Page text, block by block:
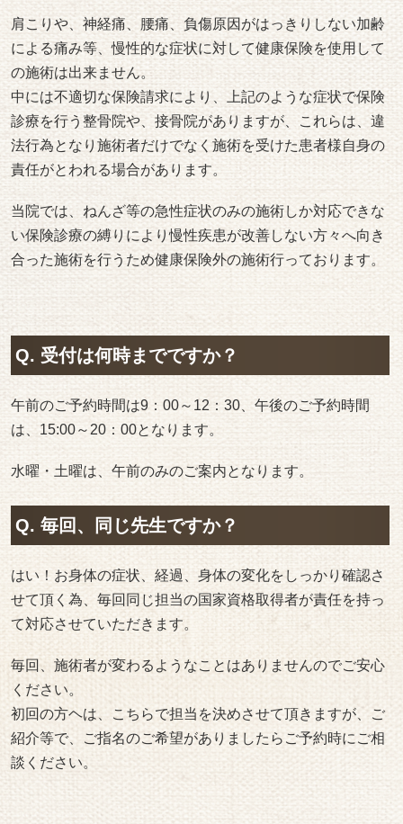
肩こりや、神経痛、腰痛、負傷原因がはっきりしない加齢
による痛み等、慢性的な症状に対して健康保険を使用して
の施術は出来ません。
中には不適切な保険請求により、上記のような症状で保険
診療を行う整骨院や、接骨院がありますが、これらは、違
法行為となり施術者だけでなく施術を受けた患者様自身の
責任がとわれる場合があります。
当院では、ねんざ等の急性症状のみの施術しか対応できな
い保険診療の縛りにより慢性疾患が改善しない方々へ向き
合った施術を行うため健康保険外の施術行っております。
Q. 受付は何時までですか？
午前のご予約時間は9：00～12：30、午後のご予約時間
は、15:00～20：00となります。
水曜・土曜は、午前のみのご案内となります。
Q. 毎回、同じ先生ですか？
はい！お身体の症状、経過、身体の変化をしっかり確認さ
せて頂く為、毎回同じ担当の国家資格取得者が責任を持っ
て対応させていただきます。
毎回、施術者が変わるようなことはありませんのでご安心
ください。
初回の方ヘは、こちらで担当を決めさせて頂きますが、ご
紹介等で、ご指名のご希望がありましたらご予約時にご相
談ください。